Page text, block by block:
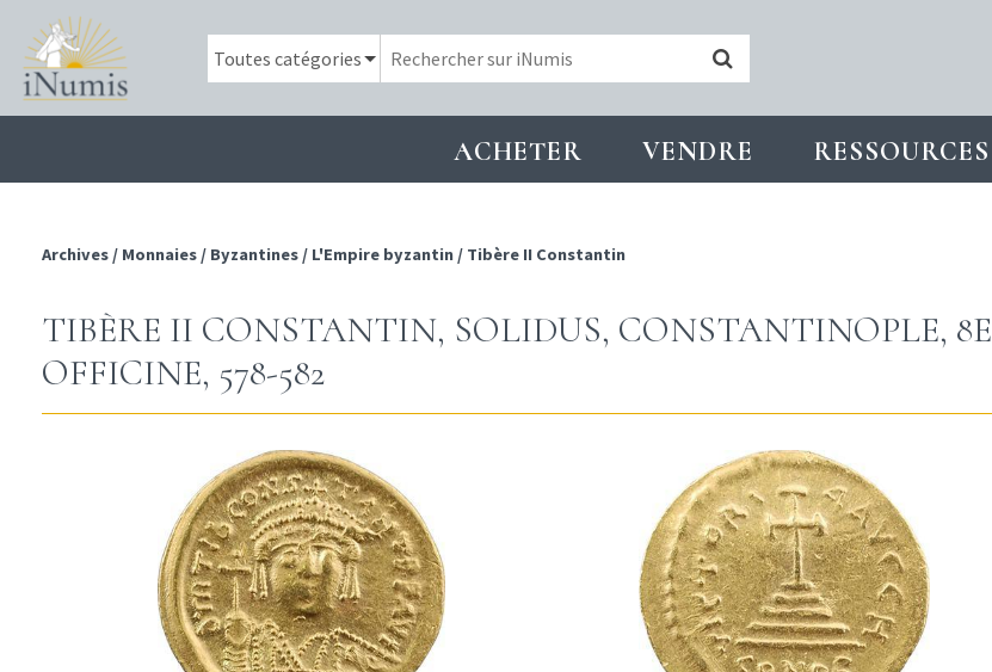
ACHETER VENDRE RESSOURCES
Archives / Monnaies / Byzantines / L'Empire byzantin / Tibère II Constantin
TIBÈRE II CONSTANTIN, SOLIDUS, CONSTANTINOPLE, 8E
OFFICINE, 578-582